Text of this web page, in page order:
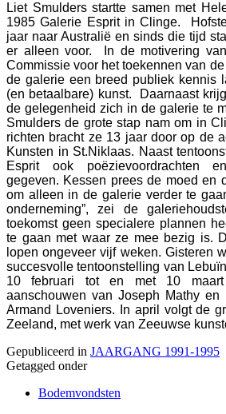
Liet Smulders startte samen met
1985 Galerie Esprit in Clinge.
jaar naar Australië en sinds die tijd
er alleen voor. In de motivering
Commissie voor het toekennen van
de galerie een breed publiek kennis
(en betaalbare) kunst. Daarnaast
de gelegenheid zich in de galerie te
Smulders de grote stap nam om in
richten bracht ze 13 jaar door op de
Kunsten in St.Niklaas. Naast
Esprit ook poëzievoordrachten
gegeven. Kessen prees de moed en
om alleen in de galerie verder te
onderneming”, zei de
toekomst geen specialere plannen
te gaan met waar ze mee bezig is.
lopen ongeveer vijf weken. Gisteren
succesvolle tentoonstelling van
10 februari tot en met 10
aanschouwen van Joseph Mathy
Armand Loveniers. In april volgt de
Zeeland, met werk van Zeeuwse
Gepubliceerd in JAARGANG 1991-1995
Getagged onder
Bodemvondsten